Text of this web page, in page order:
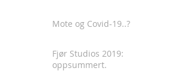
Mote og Covid-19..?
Fjør Studios 2019:
oppsummert.